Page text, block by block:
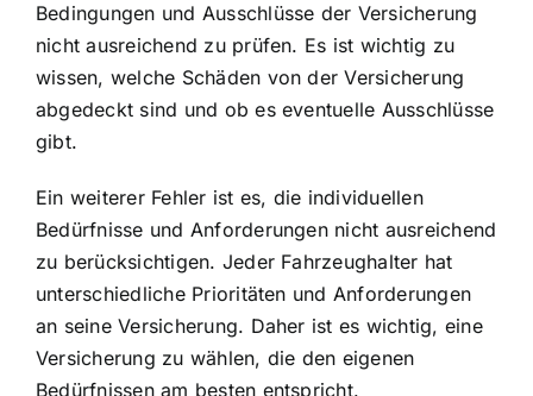
Bedingungen und Ausschlüsse der Versicherung
nicht ausreichend zu prüfen. Es ist wichtig zu
wissen, welche Schäden von der Versicherung
abgedeckt sind und ob es eventuelle Ausschlüsse
gibt.
Ein weiterer Fehler ist es, die individuellen
Bedürfnisse und Anforderungen nicht ausreichend
zu berücksichtigen. Jeder Fahrzeughalter hat
unterschiedliche Prioritäten und Anforderungen
an seine Versicherung. Daher ist es wichtig, eine
Versicherung zu wählen, die den eigenen
Bedürfnissen am besten entspricht.